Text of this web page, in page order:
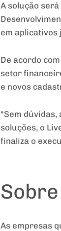
A solução
em aplicativos
De acordo
setor
e novos
“Sem
soluções, o
finaliza o
As empresas